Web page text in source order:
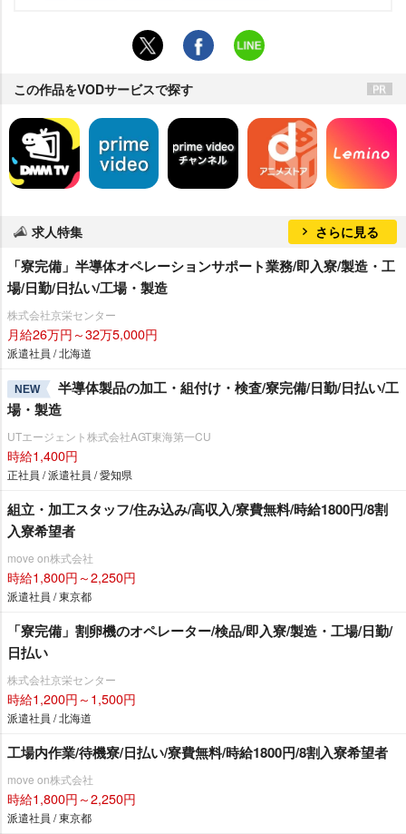
この作品をVODサービスで探す
求人特集 さらに見る
「寮完備」半導体オペレーションサポート業務/即入寮/製造・工
場/日勤/日払い/工場・製造
株式会社京栄センター
月給26万円～32万5,000円
派遣社員 / 北海道
NEW
半導体製品の加工・組付け・検査/寮完備/日勤/日払い/工
場・製造
UTエージェント株式会社AGT東海第一CU
時給1,400円
正社員 / 派遣社員 / 愛知県
組立・加工スタッフ/住み込み/高収入/寮費無料/時給1800円/8割
入寮希望者
move on株式会社
時給1,800円～2,250円
派遣社員 / 東京都
「寮完備」割卵機のオペレーター/検品/即入寮/製造・工場/日勤/
日払い
株式会社京栄センター
時給1,200円～1,500円
派遣社員 / 北海道
工場内作業/待機寮/日払い/寮費無料/時給1800円/8割入寮希望者
move on株式会社
時給1,800円～2,250円
派遣社員 / 東京都